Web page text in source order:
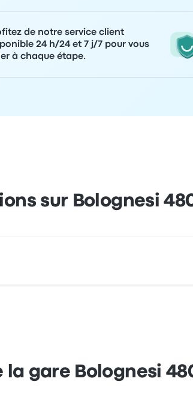
de notre service client
24 h/24 et 7 j/7 pour vous
à chaque étape.
sur Bolognesi
la gare Bolognesi